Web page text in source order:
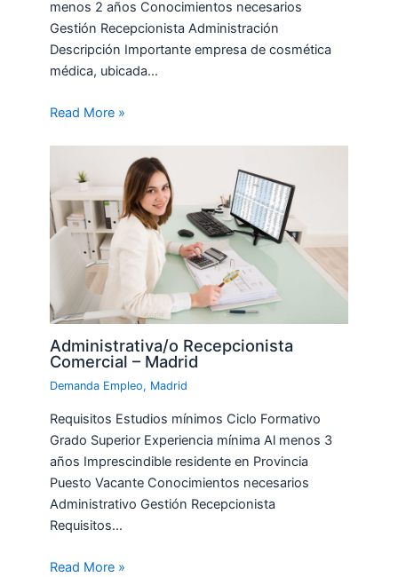
menos 2 años Conocimientos necesarios
Gestión Recepcionista Administración
Descripción Importante empresa de cosmética
médica, ubicada…
Read More »
Administrativa/o Recepcionista
Comercial – Madrid
Demanda Empleo, Madrid
Requisitos Estudios mínimos Ciclo Formativo
Grado Superior Experiencia mínima Al menos 3
años Imprescindible residente en Provincia
Puesto Vacante Conocimientos necesarios
Administrativo Gestión Recepcionista
Requisitos…
Read More »